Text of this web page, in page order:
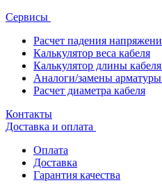
Сервисы
Расчет падения
Калькулятор веса кабеля
Калькулятор длины
Аналоги/замены
Расчет диаметра кабеля
Контакты
Доставка и оплата
Оплата
Доставка
Гарантия качества